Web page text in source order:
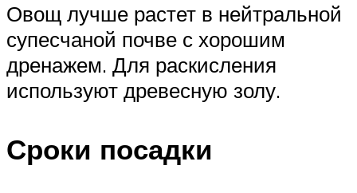
Овощ лучше растет в нейтральной
супесчаной почве с хорошим
дренажем. Для раскисления
используют древесную золу.
Сроки посадки